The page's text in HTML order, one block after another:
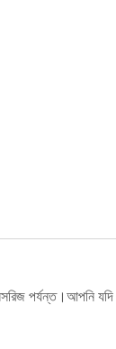
পর্যন্ত।আপনি যদি